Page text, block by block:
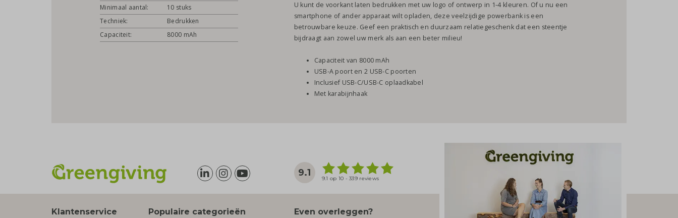
Minimaal aantal:
10 stuks
Techniek:
Bedrukken
Capaciteit:
8000 mAh
U kunt de voorkant laten bedrukken met uw logo of ontwerp in 1-4 kleuren. Of u nu een
smartphone of ander apparaat wilt opladen, deze veelzijdige powerbank is een
betrouwbare keuze. Geef een praktisch en duurzaam relatiegeschenk dat een steentje
bijdraagt aan zowel uw merk als aan een beter milieu!
Capaciteit van 8000 mAh
USB-A poort en 2 USB-C poorten
Inclusief USB-C/USB-C oplaadkabel
Met karabijnhaak
9.1
9.1 op 10 - 339 reviews
Klantenservice Populaire categorieën Even overleggen?